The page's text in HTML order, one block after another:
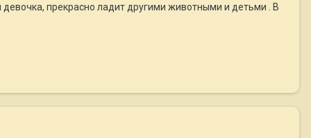
прекрасно ладит другими животными и детьми . В